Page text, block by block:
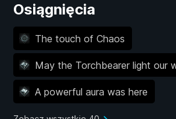
Osiągnięcia
The touch of Chaos
May the Torchbearer light our
A powerful aura was here